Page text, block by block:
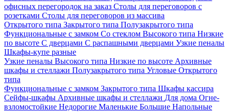
офисных перегородок на заказ Столы для переговоров с
розетками Столы для переговоров из массива
Открытого типа Закрытого типа Полузакрытого типа
Функциональные с замком Со стеклом Высокого типа Низкие
по высоте С дверцами С распашными дверцами Узкие пеналы
Шкафы-купе разные
Узкие пеналы Высокого типа Низкие по высоте Архивные
шкафы и стеллажи Полузакрытого типа Угловые Открытого
типа
Функциональные с замком Закрытого типа Шкафы кассира
Сейфы-шкафы Архивные шкафы и стеллажи Для дома Огне-
взломостойкие Недорогие Маленькие Большие Напольные